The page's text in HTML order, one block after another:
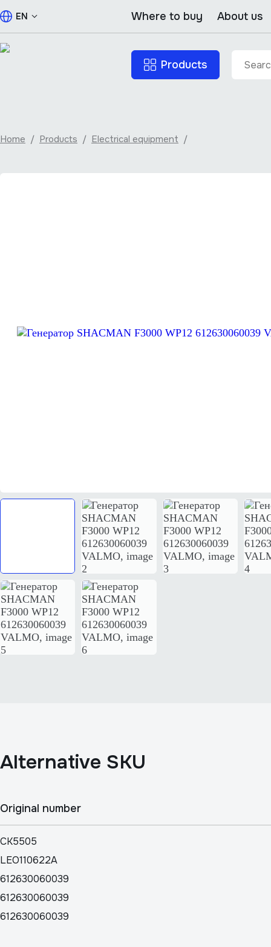
EN Where to buy About us
Products
Home / Products / Electrical equipment /
Alternative SKU
Original number
CK5505
LEO110622A
612630060039
612630060039
612630060039